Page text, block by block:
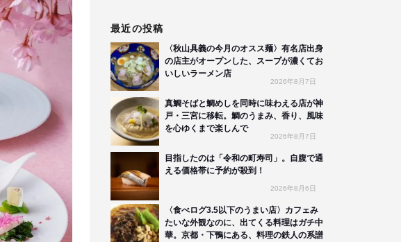
最近の投稿
〈秋山具義の今月のオスス麺〉有名店出身
の店主がオープンした、スープが濃くてお
いしいラーメン店
2026年8月7日
真鯛そばと鯛めしを同時に味わえる店が神
戸・三宮に移転。鯛のうまみ、香り、風味
を心ゆくまで楽しんで
2026年8月7日
目指したのは「令和の町寿司」。自腹で通
える価格帯に予約が殺到！
2026年8月6日
〈食べログ3.5以下のうまい店〉カフェみ
たいな外観なのに、出てくる料理はガチ中
華。京都・下鴨にある、料理の鉄人の系譜